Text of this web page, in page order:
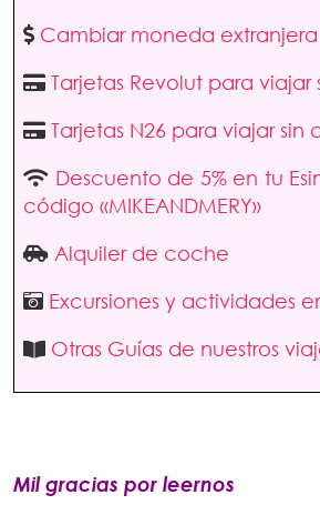
Cambiar moneda extranjera
Tarjetas Revolut para viajar
Tarjetas N26 para viajar sin
Descuento de 5% en tu
código «MIKEANDMERY»
Alquiler de coche
Excursiones y actividades
Otras Guías de nuestros
Mil gracias por leernos